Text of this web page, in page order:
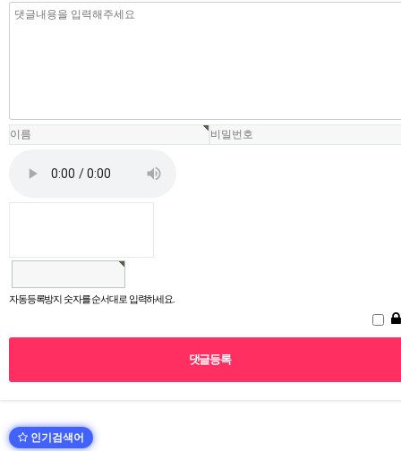
자동등록방지 숫자를 순서대로 입력하세요.
인기검색어